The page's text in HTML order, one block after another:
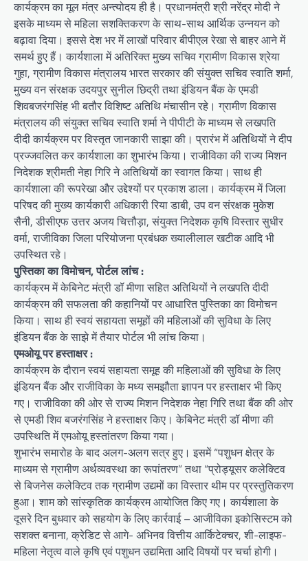
कार्यक्रम का मूल मंत्र अन्त्योदय ही है। प्रधानमंत्री श्री नरेंद्र मोदी ने
इसके माध्यम से महिला सशक्तिकरण के साथ-साथ आर्थिक उन्नयन को
बढ़ावा दिया। इससे देश भर में लाखों परिवार बीपीएल रेखा से बाहर आने में
समर्थ हुए हैं। कार्यशाला में अतिरिक्त मुख्य सचिव ग्रामीण विकास श्रेया
गुहा, ग्रामीण विकास मंत्रालय भारत सरकार की संयुक्त सचिव स्वाति शर्मा,
मुख्य वन संरक्षक उदयपुर सुनील छिद्री तथा इंडियन बैंक के एमडी
शिवबजरंगसिंह भी बतौर विशिष्ट अतिथि मंचासीन रहे। ग्रामीण विकास
मंत्रालय की संयुक्त सचिव स्वाति शर्मा ने पीपीटी के माध्यम से लखपति
दीदी कार्यक्रम पर विस्तृत जानकारी साझा की। प्रारंभ में अतिथियों ने दीप
प्रज्जवलित कर कार्यशाला का शुभारंभ किया। राजीविका की राज्य मिशन
निदेशक श्रीमती नेहा गिरि ने अतिथियों का स्वागत किया। साथ ही
कार्यशाला की रूपरेखा और उद्देश्यों पर प्रकाश डाला। कार्यक्रम में जिला
परिषद की मुख्य कार्यकारी अधिकारी रिया डाबी, उप वन संरक्षक मुकेश
सैनी, डीसीएफ उत्तर अजय चित्तौड़ा, संयुक्त निदेशक कृषि विस्तार सुधीर
वर्मा, राजीविका जिला परियोजना प्रबंधक ख्यालीलाल खटीक आदि भी
उपस्थित रहे।
पुस्तिका का विमोचन, पोर्टल लांच :
कार्यक्रम में केबिनेट मंत्री डॉ मीणा सहित अतिथियों ने लखपति दीदी
कार्यक्रम की सफलता की कहानियों पर आधारित पुस्तिका का विमोचन
किया। साथ ही स्वयं सहायता समूहों की महिलाओं की सुविधा के लिए
इंडियन बैंक के साझे में तैयार पोर्टल भी लांच किया।
एमओयू पर हस्ताक्षर :
कार्यक्रम के दौरान स्वयं सहायता समूह की महिलाओं की सुविधा के लिए
इंडियन बैंक और राजीविका के मध्य समझौता ज्ञापन पर हस्ताक्षर भी किए
गए। राजीविका की ओर से राज्य मिशन निदेशक नेहा गिरि तथा बैंक की ओर
से एमडी शिव बजरंगसिंह ने हस्ताक्षर किए। केबिनेट मंत्री डॉ मीणा की
उपस्थिति में एमओयू हस्तांतरण किया गया।
शुभारंभ समारोह के बाद अलग-अलग सत्र हुए। इसमें “पशुधन क्षेत्र के
माध्यम से ग्रामीण अर्थव्यवस्था का रूपांतरण” तथा “प्रोड्यूसर कलेक्टिव
से बिजनेस कलेक्टिव तक ग्रामीण उद्यमों का विस्तार थीम पर प्रस्तुतिकरण
हुआ। शाम को सांस्कृतिक कार्यक्रम आयोजित किए गए। कार्यशाला के
दूसरे दिन बुधवार को सहयोग के लिए कार्रवाई – आजीविका इकोसिस्टम को
सशक्त बनाना, क्रेडिट से आगे- अभिनव वित्तीय आर्किटेक्चर, शी-लाइफ-
महिला नेतृत्व वाले कृषि एवं पशुधन उद्यमिता आदि विषयों पर चर्चा होगी।